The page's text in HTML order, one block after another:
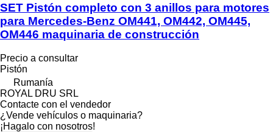
SET Pistón completo con 3 anillos para motores
para Mercedes-Benz OM441, OM442, OM445,
OM446 maquinaria de construcción
Precio a consultar
Pistón
Rumanía
ROYAL DRU SRL
Contacte con el vendedor
¿Vende vehículos o maquinaria?
¡Hagalo con nosotros!